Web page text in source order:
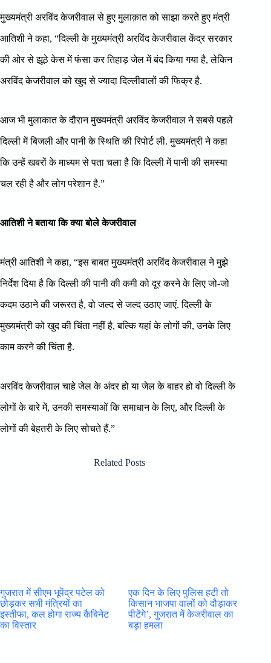
मुख्यमंत्री अरविंद केजरीवाल से हुए मुलाक़ात को साझा करते हुए मंत्री
आतिशी ने कहा, “दिल्ली के मुख्यमंत्री अरविंद केजरीवाल केंद्र सरकार
की ओर से झूठे केस में फंसा कर तिहाड़ जेल में बंद किया गया है, लेकिन
अरविंद केजरीवाल को खुद से ज्यादा दिल्लीवालों की फिक्र है.
आज भी मुलाकात के दौरान मुख्यमंत्री अरविंद केजरीवाल ने सबसे पहले
दिल्ली में बिजली और पानी के स्थिति की रिपोर्ट ली. मुख्यमंत्री ने कहा
कि उन्हें खबरों के माध्यम से पता चला है कि दिल्ली में पानी की समस्या
चल रही है और लोग परेशान है.”
आतिशी ने बताया कि क्या बोले केजरीवाल
मंत्री आतिशी ने कहा, “इस बाबत मुख्यमंत्री अरविंद केजरीवाल ने मुझे
निर्देश दिया है कि दिल्ली की पानी की कमी को दूर करने के लिए जो-जो
कदम उठाने की जरूरत है, वो जल्द से जल्द उठाए जाएं. दिल्ली के
मुख्यमंत्री को खुद की चिंता नहीं है, बल्कि यहां के लोगों की, उनके लिए
काम करने की चिंता है.
अरविंद केजरीवाल चाहे जेल के अंदर हो या जेल के बाहर हो वो दिल्ली के
लोगों के बारे में, उनकी समस्याओं कि समाधान के लिए, और दिल्ली के
लोगों की बेहतरी के लिए सोचते हैं.”
Related Posts
गुजरात में सीएम भूपेंद्र पटेल को
छोड़कर सभी मंत्रियों का
इस्तीफा, कल होगा राज्य कैबिनेट
का विस्तार
एक दिन के लिए पुलिस हटी तो
किसान भाजपा वालों को दौड़ाकर
पीटेंगे’, गुजरात में केजरीवाल का
बड़ा हमला